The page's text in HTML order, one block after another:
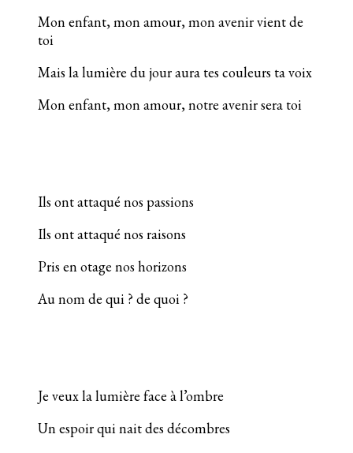
Mon enfant, mon amour, mon avenir vient de
toi
Mais la lumière du jour aura tes couleurs ta voix
Mon enfant, mon amour, notre avenir sera toi
Ils ont attaqué nos passions
Ils ont attaqué nos raisons
Pris en otage nos horizons
Au nom de qui ? de quoi ?
Je veux la lumière face à l’ombre
Un espoir qui nait des décombres